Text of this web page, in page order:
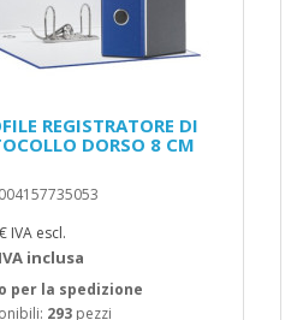
REGISTRATORE DI
DORSO 8 CM
€ IVA escl.
inclusa
per la spedizione
293pezzi